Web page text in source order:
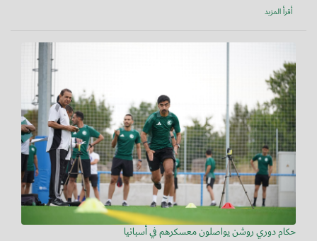
أقرأ المزيد
حكام دوري روشن يواصلون معسكرهم في أسبانيا